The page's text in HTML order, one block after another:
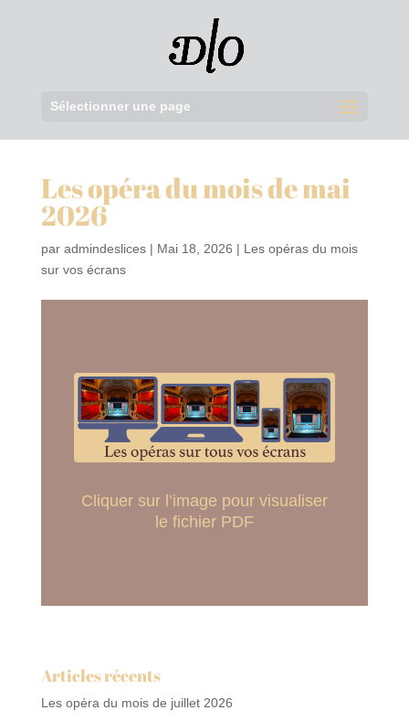
Sélectionner une page
Les opéra du mois de mai
2026
par admindeslices| Mai 18, 2026 | Les opéras du mois
sur vos écrans
Cliquer sur l’image pour visualiser
le fichier PDF
Articles récents
Les opéra du mois de juillet 2026